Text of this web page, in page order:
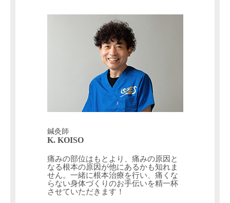
鍼灸師
K. KOISO
痛みの部位はもとより、痛みの原因と
なる根本の原因が他にあるかも知れま
せん。一緒に根本治療を行い、痛くな
らない身体づくりのお手伝いを精一杯
させていただきます！